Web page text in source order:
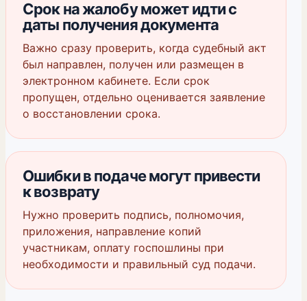
Срок на жалобу может идти с
даты получения документа
Важно сразу проверить, когда судебный акт
был направлен, получен или размещен в
электронном кабинете. Если срок
пропущен, отдельно оценивается заявление
о восстановлении срока.
Ошибки в подаче могут привести
к возврату
Нужно проверить подпись, полномочия,
приложения, направление копий
участникам, оплату госпошлины при
необходимости и правильный суд подачи.